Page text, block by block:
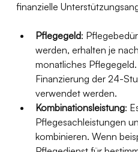
finanzielle
Pflegegeld:
werden, erhalten je
monatliches
Finanzierung der 24-
verwendet werden.
Kombinationsleistung:
Pflegesachleistungen
kombinieren. Wenn